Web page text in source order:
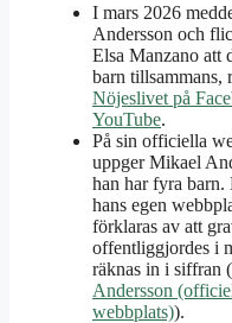
I mars 2026
Andersson och
Elsa Manzano att
barn tillsammans,
Nöjeslivet på
YouTube.
På sin officiella
uppger Mikael
han har fyra barn.
hans egen
förklaras av att
offentliggjordes i
räknas in i siffran (
Andersson
webbplats)).